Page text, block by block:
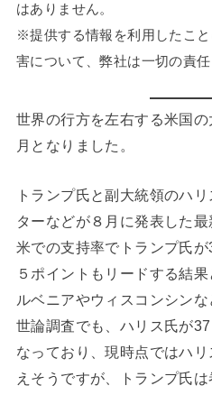
はありません。
※提供する情報を利用したこ
害について、弊社は一切の責任
世界の行方を左右する米国
月となりました。
トランプ氏と副大統領のハ
ターなどが８月に発表した
米での支持率でトランプ氏
５ポイントもリードする結
ルベニアやウィスコンシン
世論調査でも、ハリス氏が
なっており、現時点ではハ
えそうですが、トランプ氏